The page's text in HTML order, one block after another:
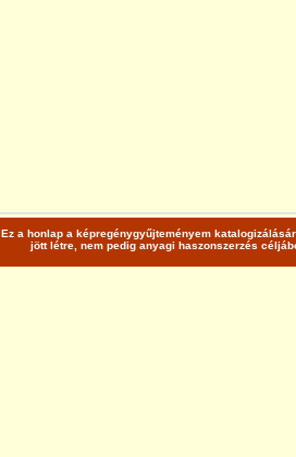
Ez a honlap a képregénygyűjteményem
jött létre, nem pedig anyagi haszonszerzés